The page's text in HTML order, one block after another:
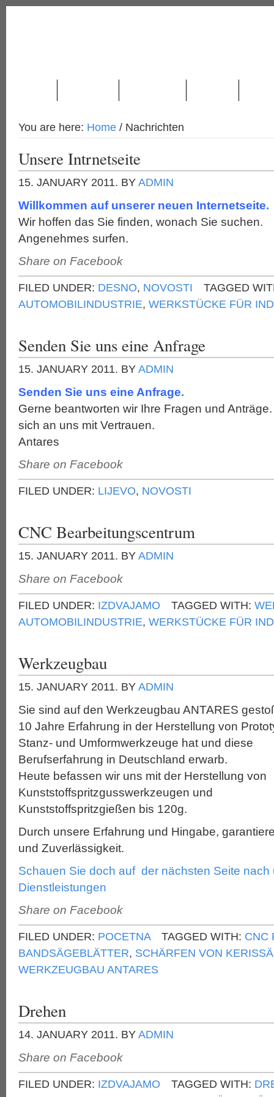
You are here: Home / Nachrichten
Unsere Intrnetseite
15. JANUARY 2011. BY ADMIN
Willkommen auf unserer neuen Internetseite.
Wir hoffen das Sie finden, wonach Sie suchen.
Angenehmes surfen.
Share on Facebook
FILED UNDER: DESNO, NOVOSTI
TAGGED
AUTOMOBILINDUSTRIE, WERKSTÜCKE FÜR
Senden Sie uns eine Anfrage
15. JANUARY 2011. BY ADMIN
Senden Sie uns eine Anfrage.
Gerne beantworten wir Ihre Fragen und
sich an uns mit Vertrauen.
Antares
Share on Facebook
FILED UNDER: LIJEVO, NOVOSTI
CNC Bearbeitungscentrum
15. JANUARY 2011. BY ADMIN
Share on Facebook
FILED UNDER: IZDVAJAMO TAGGED WITH:
AUTOMOBILINDUSTRIE, WERKSTÜCKE FÜR
Werkzeugbau
15. JANUARY 2011. BY ADMIN
Sie sind auf den Werkzeugbau ANTARES
10 Jahre Erfahrung in der Herstellung von
Stanz- und Umformwerkzeuge hat und diese
Berufserfahrung in Deutschland erwarb.
Heute befassen wir uns mit der Herstellung von
Kunststoffspritzgusswerkzeugen und
Kunststoffspritzgießen bis 120g.
Durch unsere Erfahrung und Hingabe,
und Zuverlässigkeit.
Schauen Sie doch auf der nächsten Seite
Dienstleistungen
Share on Facebook
FILED UNDER: POCETNA TAGGED WITH: CNC
BANDSÄGEBLÄTTER, SCHÄRFEN VON
WERKZEUGBAU ANTARES
Drehen
14. JANUARY 2011. BY ADMIN
Share on Facebook
FILED UNDER: IZDVAJAMO TAGGED WITH: